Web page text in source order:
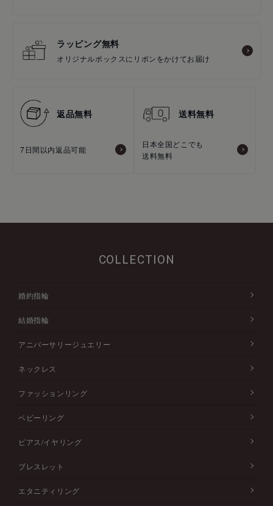
ラッピング無料
オリジナルボックスにリボンをかけてお届け
返品無料
7日間以内返品可能
送料無料
日本全国どこでも
送料無料
COLLECTION
婚約指輪
結婚指輪
アニバーサリージュエリー
ネックレス
ファッションリング
ベビーリング
ピアス/イヤリング
ブレスレット
エタニティリング